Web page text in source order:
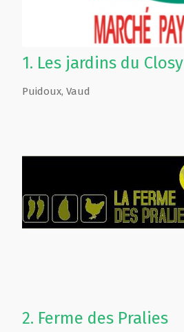
1. Les jardins du Closy
Puidoux, Vaud
2. Ferme des Pralies